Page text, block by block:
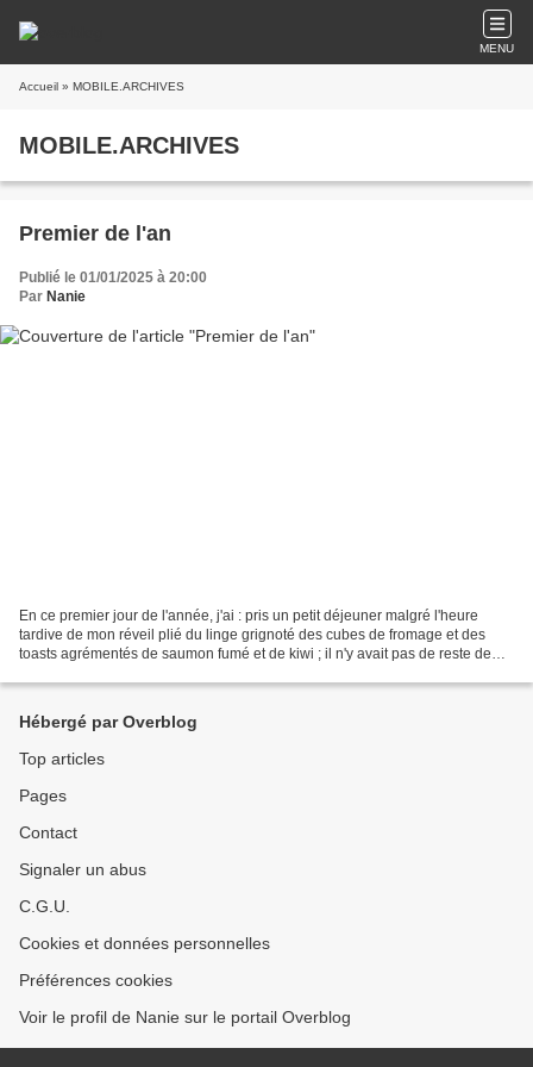
MENU
Accueil » MOBILE.ARCHIVES
MOBILE.ARCHIVES
Premier de l'an
Publié le 01/01/2025 à 20:00
Par Nanie
En ce premier jour de l'année, j'ai : pris un petit déjeuner malgré l'heure
tardive de mon réveil plié du linge grignoté des cubes de fromage et des
toasts agrémentés de saumon fumé et de kiwi ; il n'y avait pas de reste de
Hébergé par Overblog
Top articles
Pages
Contact
Signaler un abus
C.G.U.
Cookies et données personnelles
Préférences cookies
Voir le profil de Nanie sur le portail Overblog